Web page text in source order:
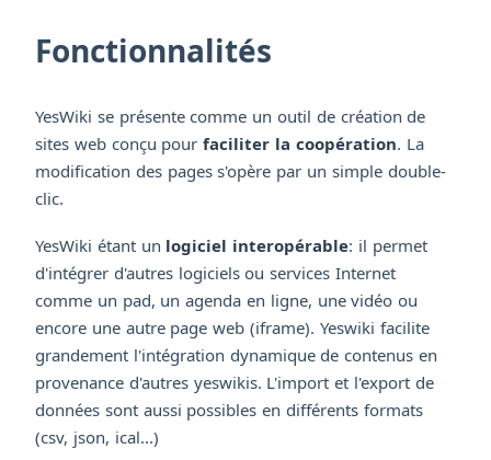
Fonctionnalités
YesWiki se présente comme un outil de création de
sites web conçu pourfaciliter la coopération. La
modification des pages s'opère par un simple double-
clic.
YesWiki étant un logiciel interopérable: il permet
d'intégrer d'autres logiciels ou services Internet
comme un pad, un agenda en ligne, une vidéo ou
encore une autre page web (iframe). Yeswiki facilite
grandement l'intégration dynamique de contenus en
provenance d'autres yeswikis. L'import et l'export de
données sont aussi possibles en différents formats
(csv, json, ical...)